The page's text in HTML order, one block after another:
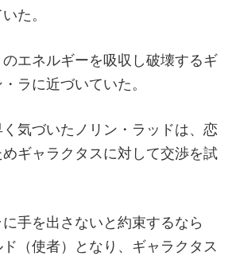
た。
エネルギーを吸収し破壊するギ
ラに近づいていた。
気づいたノリン・ラッドは、恋
めギャラクタスに対して交渉を試
手を出さないと約束するなら
（使者）となり、ギャラクタス